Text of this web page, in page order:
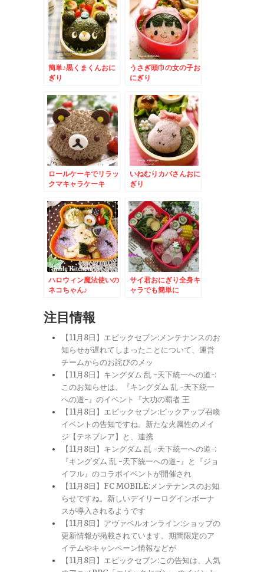
簡単♪黒くまくんおに
ぎり
うさぎ頭巾の女の子お
にぎり
ロールケーキでリラッ
クマキャラケーキ
いねむりカバさんおに
ぎり
ハロウィン魔法使いの
ネコちゃん♪
サイ君おにぎり全身キ
ャラでも簡単に
注目情報
【11月8日】エピックセブン:メンテナンスのお
知らせが遅れてしまったことについて、運営
チームからのお詫びのメッ
【11月8日】キングダム 乱 -天下統一への道-:
このお知らせは、『キングダム 乱 -天下統一
への道-』のイベント『大功の覇者 王
【11月8日】エピックセブン:ピックアップ召喚
イベントの告知ですね。新たな火属性のメイ
ジ【テネブレア】と、連携
【11月8日】キングダム 乱 -天下統一への道-:
『キングダム 乱 -天下統一への道-』と『ジョ
イフル』のコラボイベントが開催され
【11月8日】FC MOBILE:メンテナンスのお知
らせですね。新しいデイリーログインボーナ
スが導入されるようです
【11月8日】アヴァベルオンライン:ショップの
更新情報が掲載されています。期間限定のア
イテムやキャンペーン情報などが
【11月8日】エピックセブン:この告知は、人気